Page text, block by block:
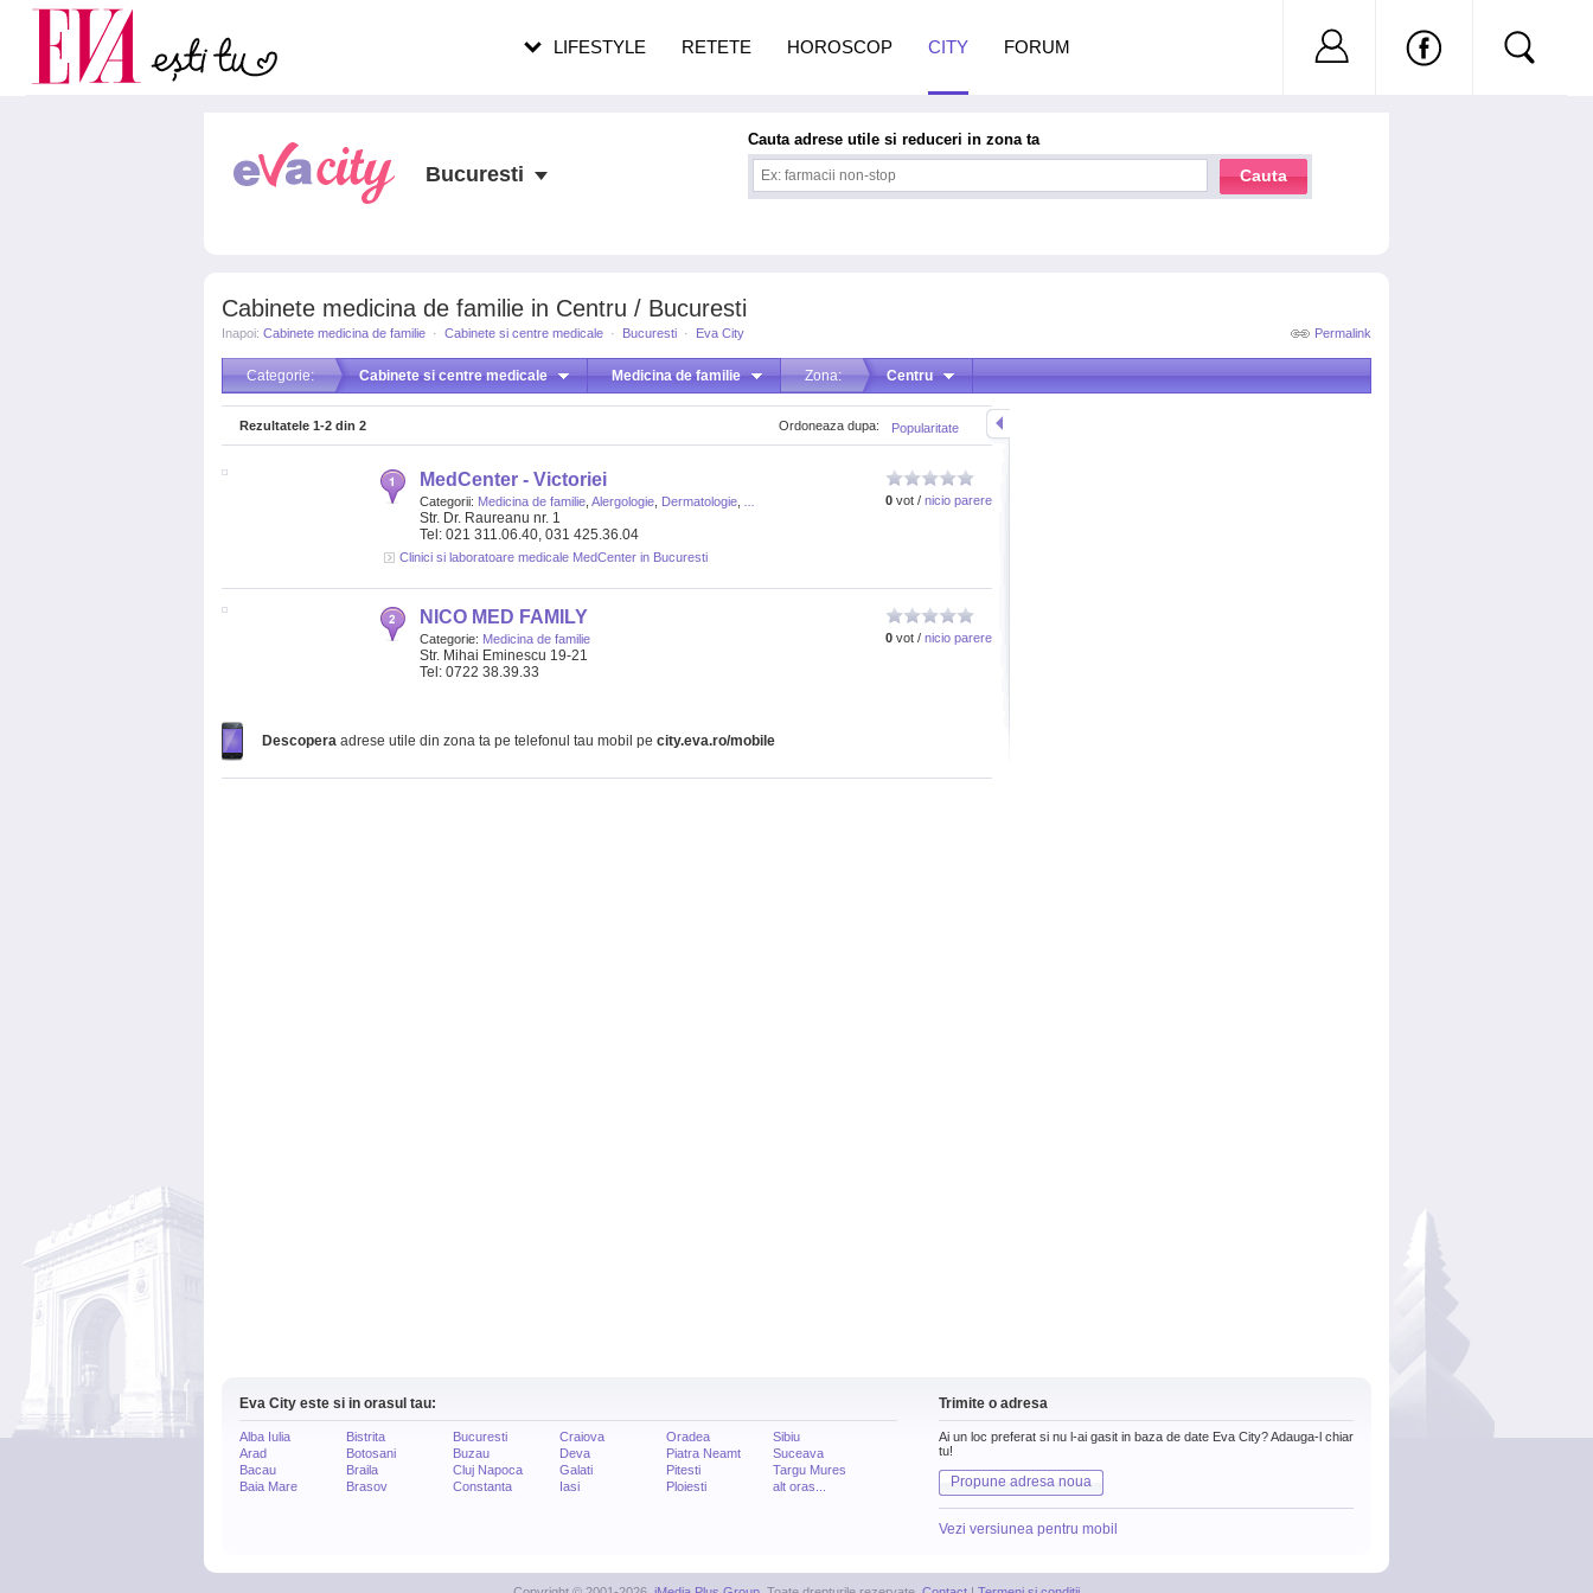
Cabinete medicina de familie in Centru / Bucuresti
Permalink
Inapoi: Cabinete medicina de familie · Cabinete si centre medicale · Bucuresti · Eva City
Categorie: Cabinete si centre medicale Medicina de familie Zona: Centru
Popularitate
Ordoneaza dupa:
Rezultatele 1-2 din 2
0 vot / nicio parere
MedCenter - Victoriei
Categorii: Medicina de familie Alergologie Dermatologie
Str. Dr. Raureanu nr. 1
Tel: 021 311.06.40, 031 425.36.04
Clinici si laboratoare medicale MedCenter in Bucuresti
0 vot / nicio parere
NICO MED FAMILY
Categorie: Medicina de familie
Str. Mihai Eminescu 19-21
Tel: 0722 38.39.33
Descopera adrese utile din zona ta pe telefonul tau mobil pe city.eva.ro/mobile
Eva City este si in orasul tau:
Alba Iulia
Arad
Bacau
Baia Mare
Bistrita
Botosani
Braila
Brasov
Bucuresti
Buzau
Cluj Napoca
Constanta
Craiova
Deva
Galati
Iasi
Oradea
Piatra Neamt
Pitesti
Ploiesti
Sibiu
Suceava
Targu Mures
alt oras...
Trimite o adresa
Ai un loc preferat si nu l-ai gasit in baza de date Eva City? Adauga-l chiar
tu!
Propune adresa noua
Vezi versiunea pentru mobil
Bucuresti
Cauta adrese utile si reduceri in zona ta
Cauta
LIFESTYLE RETETE HOROSCOP CITY FORUM Nu ai cont?
Carieră
Actualitate